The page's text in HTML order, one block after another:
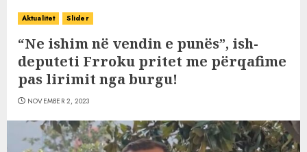
Aktualitet Slider
“Ne ishim në vendin e punës”, ish-
deputeti Frroku pritet me përqafime
pas lirimit nga burgu!
NOVEMBER 2, 2023